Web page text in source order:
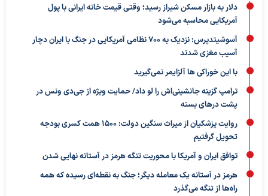
دلار به بازار مسکن شیراز رسید؛ وقتی قیمت خانه ایرانی با پول
آمریکایی محاسبه می‌شود
آسوشیتدپرس: نزدیک به ۷۰۰ نظامی آمریکایی در جنگ با ایران دچار
آسیب مغزی شدند
با این خوراکی ها آلزایمر نمی‌گیرید
ترامپ گزینه جانشینی‌اش را لو داد/ حمایت ویژه از جی‌دی ونس در
پشت درهای بسته
روایت پزشکیان از میراث سنگین دولت: ۱۵۰۰ همت کسری بودجه
تحویل گرفتیم
توافق ایران و آمریکا با محوریت تنگه هرمز در آستانه نهایی شدن
هرمز در آستانه یک معامله دیگر؛ جنگ به نقطه‌ای رسیده که همه
راه‌ها از تنگه می‌گذرد